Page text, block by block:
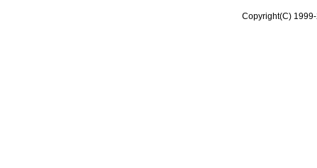
Copyright(C)